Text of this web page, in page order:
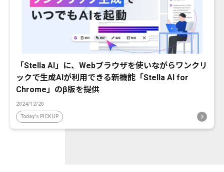
「Stella AI」に、Webブラウザを使いながらワンクリ
ックで生成AIが利用できる新機能「Stella AI for
Chrome」のβ版を提供
2024/12/20
Today's PICK UP